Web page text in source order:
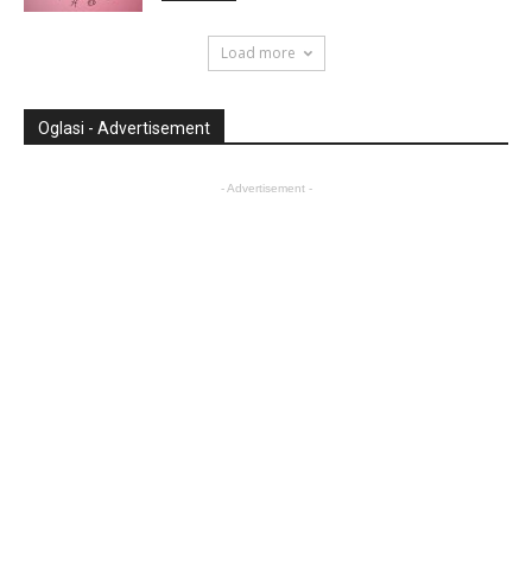
Load more
Oglasi - Advertisement
- Advertisement -